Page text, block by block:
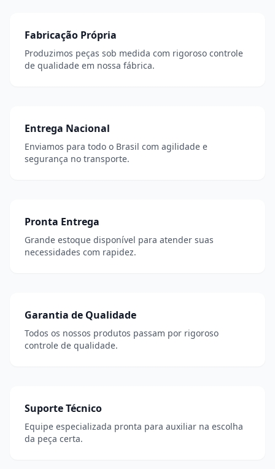
Fabricação Própria
Produzimos peças sob medida com rigoroso controle
de qualidade em nossa fábrica.
Entrega Nacional
Enviamos para todo o Brasil com agilidade e
segurança no transporte.
Pronta Entrega
Grande estoque disponível para atender suas
necessidades com rapidez.
Garantia de Qualidade
Todos os nossos produtos passam por rigoroso
controle de qualidade.
Suporte Técnico
Equipe especializada pronta para auxiliar na escolha
da peça certa.